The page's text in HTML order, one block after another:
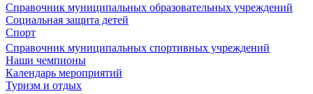
Справочник муниципальных образовательных учреждений
Социальная защита детей
Спорт
Справочник муниципальных спортивных учреждений
Наши чемпионы
Календарь мероприятий
Туризм и отдых